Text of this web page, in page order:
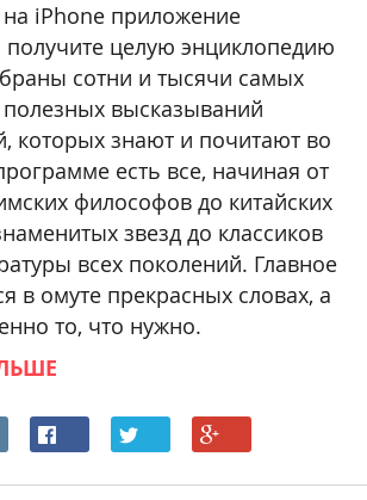
на iPhone приложение
получите целую энциклопедию
сотни и тысячи самых
высказываний
которых знают и почитают во
есть все, начиная от
философов до китайских
звезд до классиков
всех поколений. Главное
в омуте прекрасных словах, а
то, что нужно.